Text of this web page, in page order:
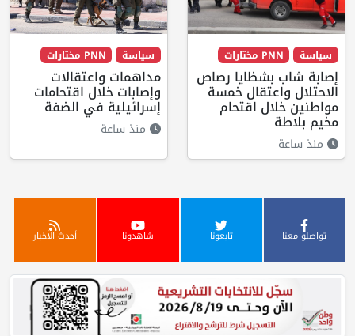
سياسة PNN مختارات
إصابة شاب بشظايا رصاص
الاحتلال واعتقال خمسة
مواطنين خلال اقتحام
مخيم بلاطة
منذ ساعة
سياسة PNN مختارات
مداهمات واعتقالات
وإصابات خلال اقتحامات
إسرائيلية في الضفة
منذ ساعة
تواصلو معنا تابعونا شاهدونا أحدث الأخبار